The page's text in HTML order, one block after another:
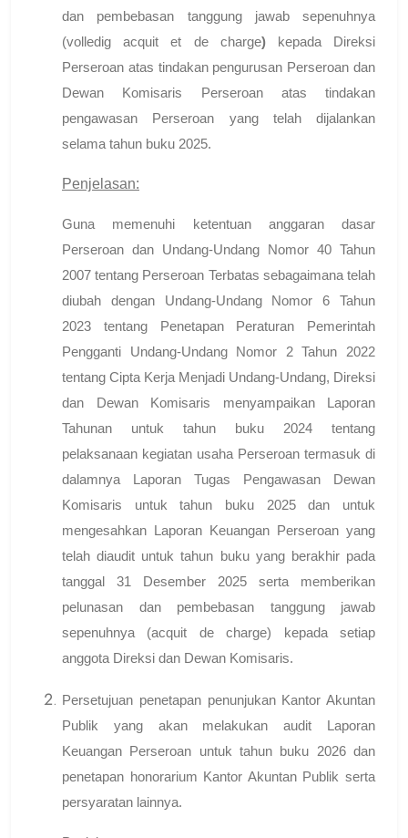
dan pembebasan tanggung jawab sepenuhnya
(volledig acquit et de charge)
kepada Direksi
Perseroan atas tindakan pengurusan Perseroan dan
Dewan Komisaris Perseroan atas tindakan
pengawasan Perseroan yang telah dijalankan
selama tahun buku 2025.
Penjelasan:
Guna memenuhi ketentuan anggaran dasar
Perseroan dan Undang-Undang Nomor 40 Tahun
2007 tentang Perseroan Terbatas sebagaimana telah
diubah dengan Undang-Undang Nomor 6 Tahun
2023 tentang Penetapan Peraturan Pemerintah
Pengganti Undang-Undang Nomor 2 Tahun 2022
tentang Cipta Kerja Menjadi Undang-Undang, Direksi
dan Dewan Komisaris menyampaikan Laporan
Tahunan untuk tahun buku 2024 tentang
pelaksanaan kegiatan usaha Perseroan termasuk di
dalamnya Laporan Tugas Pengawasan Dewan
Komisaris untuk tahun buku 2025 dan untuk
mengesahkan Laporan Keuangan Perseroan yang
telah diaudit untuk tahun buku yang berakhir pada
tanggal 31 Desember 2025 serta memberikan
pelunasan dan pembebasan tanggung jawab
sepenuhnya (acquit de charge) kepada setiap
anggota Direksi dan Dewan Komisaris.
Persetujuan penetapan penunjukan Kantor Akuntan
Publik yang akan melakukan audit Laporan
Keuangan Perseroan untuk tahun buku 2026 dan
penetapan honorarium Kantor Akuntan Publik serta
persyaratan lainnya.